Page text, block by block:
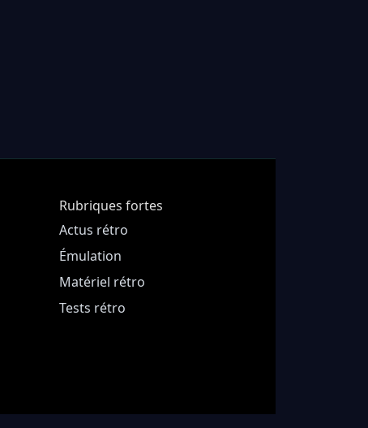
Rubriques fortes
Actus rétro
Émulation
Matériel rétro
Tests rétro